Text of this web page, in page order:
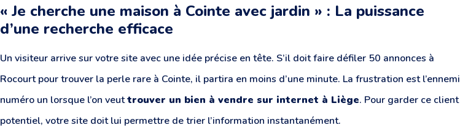
« Je cherche une maison à Cointe avec jardin » : La puissance
d’une recherche efficace
Un visiteur arrive sur votre site avec une idée précise en tête. S’il doit faire défiler 50 annonces à
Rocourt pour trouver la perle rare à Cointe, il partira en moins d’une minute. La frustration est l’ennemi
numéro un lorsque l’on veuttrouver un bien à vendre sur internet à Liège. Pour garder ce client
potentiel, votre site doit lui permettre de trier l’information instantanément.